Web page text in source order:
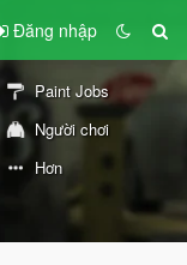
Đăng nhập
Paint Jobs
Người chơi
Hơn